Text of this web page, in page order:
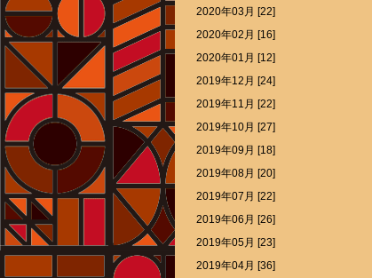
2020年03月 [22]
2020年02月 [16]
2020年01月 [12]
2019年12月 [24]
2019年11月 [22]
2019年10月 [27]
2019年09月 [18]
2019年08月 [20]
2019年07月 [22]
2019年06月 [26]
2019年05月 [23]
2019年04月 [36]